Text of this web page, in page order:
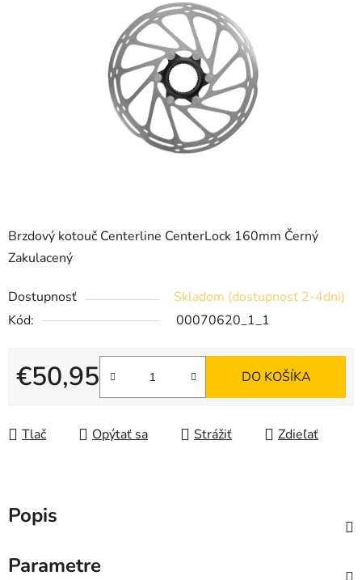
Brzdový kotouč Centerline CenterLock 160mm Černý
Zakulacený
Dostupnosť
Skladom (dostupnosť 2-4dni)
Kód:
00070620_1_1
€50,95
Jednotková cena:
DO KOŠÍKA
Tlač Opýtať sa Strážiť Zdieľať
Popis
Parametre